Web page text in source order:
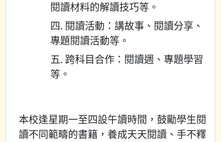
閱讀材料的解讀技巧等。
四. 閱讀活動：講故事、閱讀分享、
專題閱讀活動等。
五. 跨科目合作：閱讀週、專題學習
等。
本校逢星期一至四設午讀時間，鼓勵學生閱
讀不同範疇的書籍，養成天天閱讀、手不釋